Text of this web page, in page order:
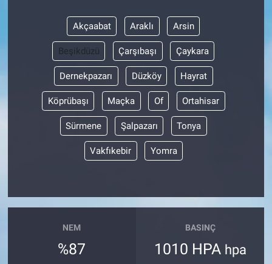
Akçaabat Araklı Arsin
Beşikdüzü Çarşıbaşı Çaykara
Dernekpazarı Düzköy Hayrat
Köprübaşı Maçka Of Ortahisar
Sürmene Şalpazarı Tonya
Vakfıkebir Yomra
NEM
%87
BASINÇ
1010 HPA hpa